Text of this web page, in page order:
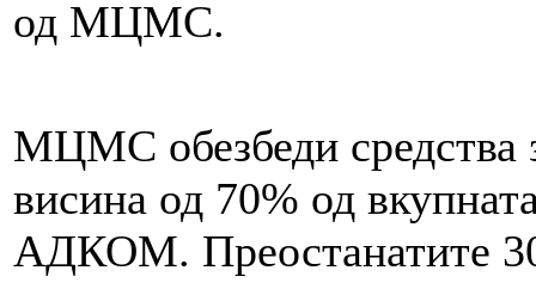
од МЦМС.
МЦМС обезбеди средства
висина од 70% од
АДКОМ. Преостанатите